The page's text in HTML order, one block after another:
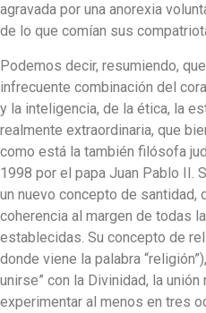
agravada por una anorexia
de lo que comían sus
Podemos decir, resumiendo,
infrecuente combinación del
y la inteligencia, de la ética, la
realmente extraordinaria, que
como está la también filósofa
1998 por el papa Juan Pablo II.
un nuevo concepto de santidad,
coherencia al margen de todas
establecidas. Su concepto de
donde viene la palabra
unirse” con la Divinidad, la
experimentar al menos en tres